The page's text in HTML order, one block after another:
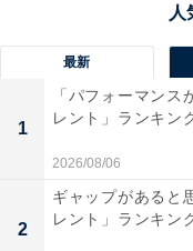
1位：仙台第二高
1位は「仙台第二高
「仙台二高」とし
でも最も高い知名
と、長年にわたり難
最新
1
「パフォーマンス
レント」ランキン
2026/08/06
2
ギャップがあると
レント」ランキン